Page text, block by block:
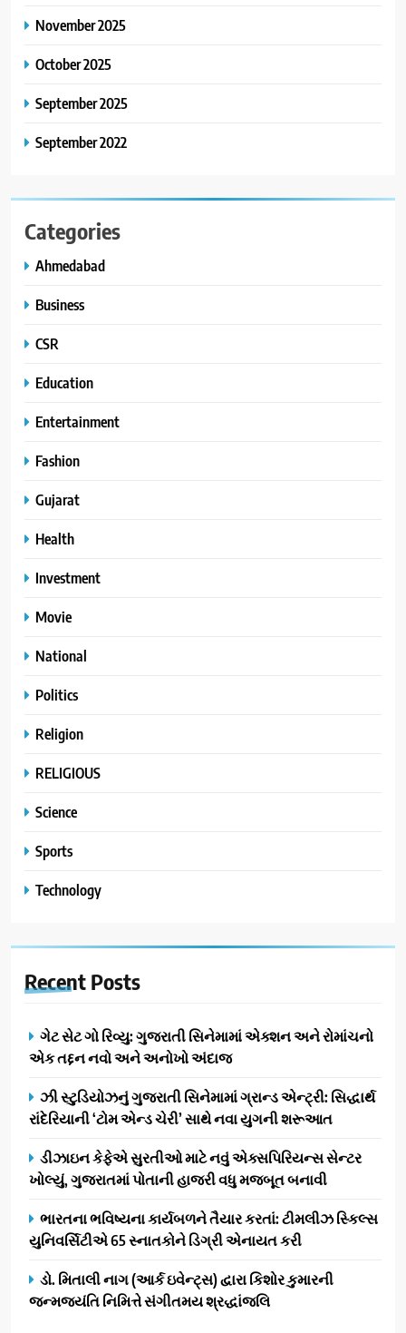
November 2025
October 2025
September 2025
September 2022
Categories
Ahmedabad
Business
CSR
Education
Entertainment
Fashion
Gujarat
Health
Investment
Movie
National
Politics
Religion
RELIGIOUS
Science
Sports
Technology
Recent Posts
ગેટ સેટ ગો રિવ્યુ: ગુજરાતી સિનેમામાં એક્શન અને રોમાંચનો
એક તદ્દન નવો અને અનોખો અંદાજ
ઝી સ્ટુડિયોઝનું ગુજરાતી સિનેમામાં ગ્રાન્ડ એન્ટ્રી: સિદ્ધાર્થ
રાંદેરિયાની ‘ટોમ એન્ડ ચેરી’ સાથે નવા યુગની શરૂઆત
ડીઝાઇન કેફેએ સુરતીઓ માટે નવું એક્સપિરિયન્સ સેન્ટર
ખોલ્યું, ગુજરાતમાં પોતાની હાજરી વધુ મજબૂત બનાવી
ભારતના ભવિષ્યના કાર્યબળને તૈયાર કરતાં: ટીમલીઝ સ્કિલ્સ
યુનિવર્સિટીએ 65 સ્નાતકોને ડિગ્રી એનાયત કરી
ડો. મિતાલી નાગ (આર્ક ઇવેન્ટ્સ) દ્વારા કિશોર કુમારની
જન્મજયંતિ નિમિત્તે સંગીતમય શ્રદ્ધાંજલિ